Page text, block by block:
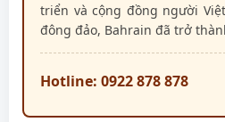
triển và cộng đồng người
đông đảo, Bahrain đã trở
Hotline: 0922 878 878